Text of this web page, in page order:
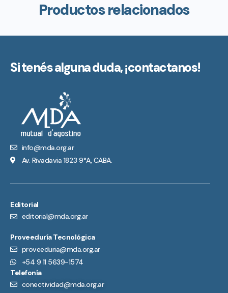
Productos relacionados
Si tenés alguna duda,¡contactanos!
info@mda.org.ar
Av. Rivadavia 1823 9°A, CABA.
Editorial
editorial@mda.org.ar
Proveeduría Tecnológica
proveeduria@mda.org.ar
+54 9 11 5639-1574
Telefonía
conectividad@mda.org.ar